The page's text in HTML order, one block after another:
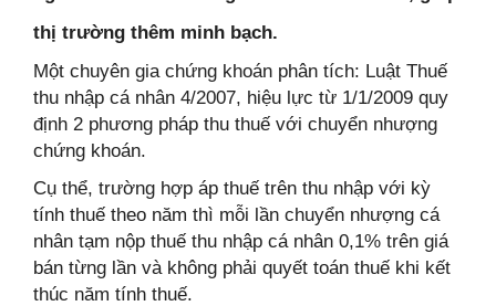
thị trường thêm minh bạch.
Một chuyên gia chứng khoán phân tích: Luật Thuế
thu nhập cá nhân 4/2007, hiệu lực từ 1/1/2009 quy
định 2 phương pháp thu thuế với chuyển nhượng
chứng khoán.
Cụ thể, trường hợp áp thuế trên thu nhập với kỳ
tính thuế theo năm thì mỗi lần chuyển nhượng cá
nhân tạm nộp thuế thu nhập cá nhân 0,1% trên giá
bán từng lần và không phải quyết toán thuế khi kết
thúc năm tính thuế.